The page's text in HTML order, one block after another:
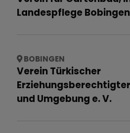
Landespflege Bobingen
BOBINGEN
Verein Türkischer
und Umgebung e. V.